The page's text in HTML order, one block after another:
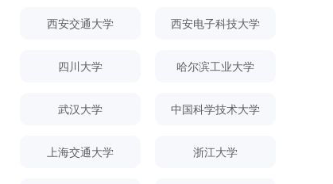
基本修业年限按该校研究生学籍管理办法执行。
定年限内达到上海交通大学毕业及学位授予要求
予博士学位。四、项目特色与支持条件（一）高水
需与报考专业相关，其中一份必须由报考导师出
符合以下两项要求：①以第一作者身份在报考学
为B级（期刊等级依据《四川大学哲学社会科学期
成人获得省部级二等奖及以上科研成果奖励（以证
合。同时，学校制定《关于进一步加强研究生教育
诚信与学术道德教育，弘扬科学精神。学校坚
心，将思想政治教育贯穿研究生培养全过程。通过
西安交通大学 西安电子科技大学
四川大学 哈尔滨工业大学
武汉大学 中国科学技术大学
上海交通大学 浙江大学